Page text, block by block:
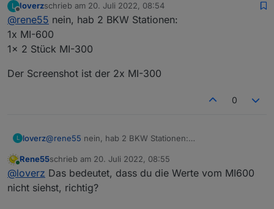
die Informationen drin?
L
Offline
loverzschrieb am 20. Juli 2022, 08:54
zuletzt editiert von
@rene55 nein, hab 2 BKW Stationen:
1x MI-600
1x 2 Stück MI-300
Der Screenshot ist der 2x MI-300
0
L loverz@rene55 nein, hab 2 BKW Stationen:
1x 2 Stück MI-300
Der Screenshot ist der 2x MI-300
Online
Rene55schrieb am 20. Juli 2022, 08:55
zuletzt editiert von
@loverz Das bedeutet, dass du die Werte vom MI600
nicht siehst, richtig?